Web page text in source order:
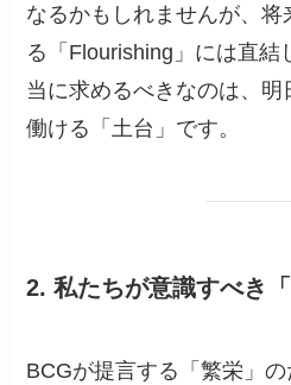
なるかもしれませんが、
る「Flourishing」には直結
当に求めるべきなのは、
働ける「土台」です。
2. 私たちが意識すべき「
BCGが提言する「繁栄」